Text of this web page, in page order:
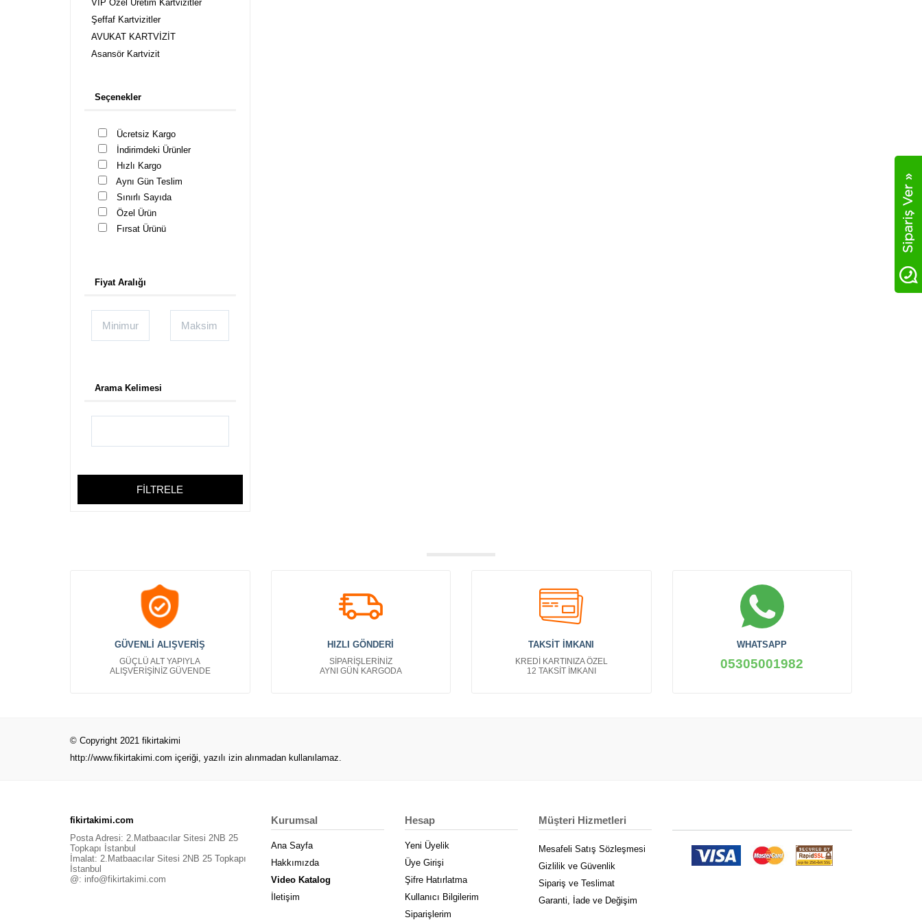
VIP Özel Üretim Kartvizitler
Şeffaf Kartvizitler
AVUKAT KARTVİZİT
Asansör Kartvizit
Kartvizitleri
Cep Telefonu Mağaza Kartvizit
Danışmanlık Kartvizitleri
Diş Hekimi Kartvizit
Doktor Kartvizit
Eczane Kartvizitleri
Gözlük Kartvizit
Kuyumcu Kartvizit
Bijuteri Kartvizit
Oto Lastik Kartvizit
Pet Shop Kartvizitleri
Sigorta Kartvizit
Anaokulu ve Kreş Kartvizit
Av Malzemeleri Kartvizit
Ayakkabıcı Kartvizitleri Bayan
Çanta Kartvizit
Bayan Giyim Kartvizit
Bebek Çocuk Kartvizit
Gelinlik Kartvizitleri
Gıda Kartvizit
Hırdavat Kartvizit
İnşaat Kartvizitleri
İnsan Kaynakları Kartvizit
Kafeterya Restaurant Kartvizit
Seçenekler
Ücretsiz Kargo
İndirimdeki Ürünler
Hızlı Kargo
Aynı Gün Teslim
Sınırlı Sayıda
Özel Ürün
Fırsat Ürünü
Fiyat Aralığı
Arama Kelimesi
FİLTRELE
GÜVENLİ ALIŞVERİŞ
GÜÇLÜ ALT YAPIYLA
ALIŞVERİŞİNİZ GÜVENDE
HIZLI GÖNDERİ
SİPARİŞLERİNİZ
AYNI GÜN KARGODA
TAKSİT İMKANI
KREDİ KARTINIZA ÖZEL
12 TAKSİT İMKANI
WHATSAPP
05305001982
© Copyright 2021 fikirtakimi
http://www.fikirtakimi.com içeriği, yazılı izin alınmadan kullanılamaz.
fikirtakimi.com
Posta Adresi: 2.Matbaacılar Sitesi 2NB 25
Topkapı İstanbul
İmalat: 2.Matbaacılar Sitesi 2NB 25 Topkapı
İstanbul
@: info@fikirtakimi.com
Kurumsal
Ana Sayfa
Hakkımızda
Video Katalog
İletişim
Hesap
Yeni Üyelik
Üye Girişi
Şifre Hatırlatma
Kullanıcı Bilgilerim
Siparişlerim
Müşteri Hizmetleri
Mesafeli Satış Sözleşmesi
Gizlilik ve Güvenlik
Sipariş ve Teslimat
Garanti, İade ve Değişim